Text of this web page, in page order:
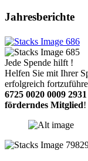
Jahresberichte
Jede Spende hilft !
Helfen Sie mit Ihrer
erfolgreich
6725 0020 0009
förderndes Mitglied!